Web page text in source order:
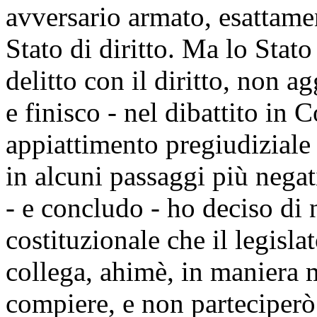
avversario armato,
Stato di diritto. Ma lo
delitto con il diritto, non
e finisco - nel dibattito in
appiattimento
in alcuni passaggi più
- e concludo - ho deciso di
costituzionale che il
collega, ahimè, in maniera
compiere, e non